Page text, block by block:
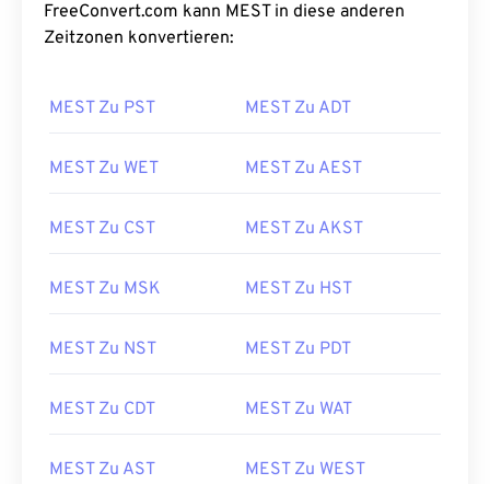
FreeConvert.com kann MEST in diese anderen
Zeitzonen konvertieren:
MEST Zu PST MEST Zu ADT
MEST Zu WET MEST Zu AEST
MEST Zu CST MEST Zu AKST
MEST Zu MSK MEST Zu HST
MEST Zu NST MEST Zu PDT
MEST Zu CDT MEST Zu WAT
MEST Zu AST MEST Zu WEST